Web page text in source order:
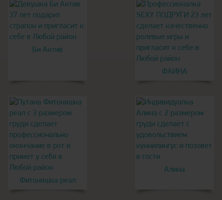
Би Актив
ФАИНА
Фитоняшка реал
Алина